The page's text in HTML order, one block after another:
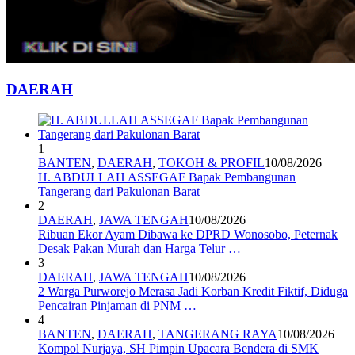
DAERAH
1
BANTEN, DAERAH, TOKOH & PROFIL10/08/2026
H. ABDULLAH ASSEGAF Bapak Pembangunan
Tangerang dari Pakulonan Barat
2
DAERAH, JAWA TENGAH10/08/2026
Ribuan Ekor Ayam Dibawa ke DPRD Wonosobo, Peternak
Desak Pakan Murah dan Harga Telur …
3
DAERAH, JAWA TENGAH10/08/2026
2 Warga Purworejo Merasa Jadi Korban Kredit Fiktif, Diduga
Pencairan Pinjaman di PNM …
4
BANTEN, DAERAH, TANGERANG RAYA10/08/2026
Kompol Nurjaya, SH Pimpin Upacara Bendera di SMK